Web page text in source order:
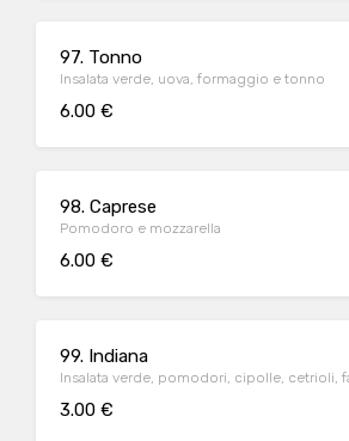
97. Tonno
Insalata verde, uova, formaggio e tonno
6.00 €
98. Caprese
Pomodoro e mozzarella
6.00 €
99. Indiana
Insalata verde, pomodori, cipolle, cetrioli,
3.00 €